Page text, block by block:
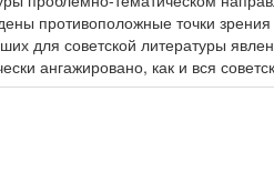
противоположные точки
для советской литературы
ангажировано, как и вся